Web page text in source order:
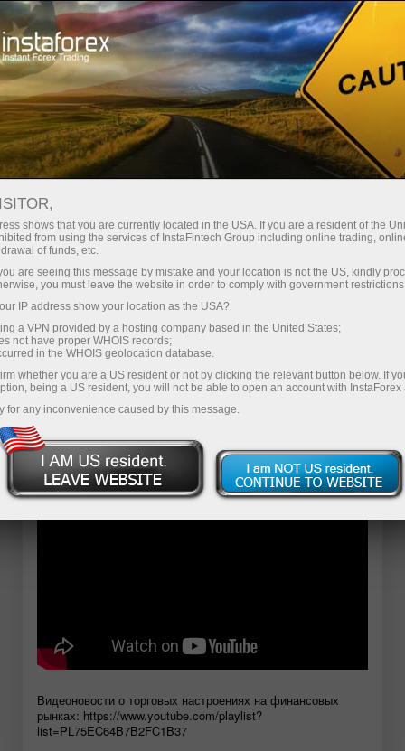
Трейдерам Форекс обзоры Обзоры
27.05.2026: Аналитические
обзоры Форекс: Евро, фунт и
доллар ждут новых сигналов с
Ближнего Востока. Видеопрогноз на
27 мая
Открыть торговый счет
Открыть демосчет
Видеоновости о торговых настроениях на финансовых
рынках: https://www.youtube.com/playlist?
list=PL75EC64B7B2FC1B37
shows that you are currently located in the USA. If you are a resident of the
from using the services of InstaFintech Group including online trading,
of funds, etc.
are seeing this message by mistake and your location is not the US, kindly
you must leave the website in order to comply with government
IP address show your location as the USA?
a VPN provided by a hosting company based in the United States;
not have proper WHOIS records;
in the WHOIS geolocation database.
whether you are a US resident or not by clicking the relevant button below. If
being a US resident, you will not be able to open an account with InstaForex
for any inconvenience caused by this message.